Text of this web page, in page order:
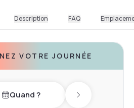
Description FAQ
VOTRE JOURNÉE
Quand ? Next day